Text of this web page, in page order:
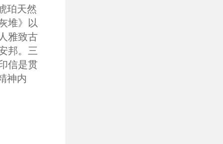
珀天然
堆》以
雅致古
邦。三
信是贯
神内